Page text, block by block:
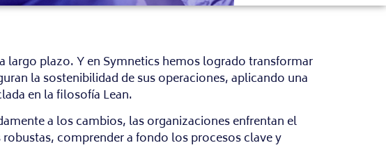
largo plazo. Y en Symnetics hemos logrado transformar
la sostenibilidad de sus operaciones, aplicando una
en la filosofía Lean.
a los cambios, las organizaciones enfrentan el
comprender a fondo los procesos clave y